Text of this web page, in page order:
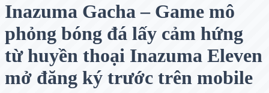
Inazuma Gacha – Game mô
phỏng bóng đá lấy cảm hứng
từ huyền thoại Inazuma Eleven
mở đăng ký trước trên mobile